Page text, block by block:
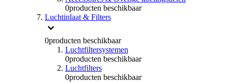
0producten beschikbaar
Luchtinlaat & Filters
0producten beschikbaar
Luchtfiltersystemen
0producten beschikbaar
Luchtfilters
0producten beschikbaar